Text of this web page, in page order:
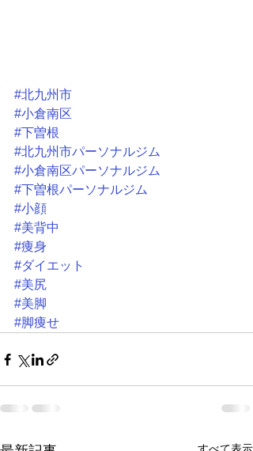
#北九州市
#小倉南区
#下曽根
#北九州市パーソナルジム
#小倉南区パーソナルジム
#下曽根パーソナルジム
#小顔
#美背中
#痩身
#ダイエット
#美尻
#美脚
#脚痩せ